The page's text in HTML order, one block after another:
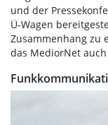
und der
Ü-Wagen
Zusammenhang zu
das MediorNet